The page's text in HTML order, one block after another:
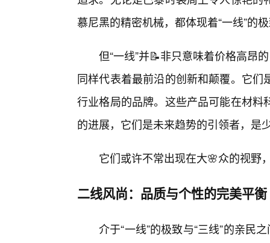
慕尼黑的精密机械，都体现着“一线”的
但“一线”并📝非只意味着价格高昂
同样代表着最前沿的创新和颠覆。它
行业格局的品牌。这些产品可能在材
的进展，它们是未来趋势的引领者，是
它们或许不常出现在大🌸众的视野
二线风尚：品质与个性的完美平衡
介于“一线”的极致与“三线”的亲民